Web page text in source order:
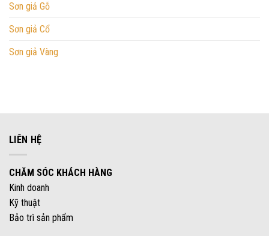
Sơn giả Gỗ
Sơn giả Cổ
Sơn giả Vàng
LIÊN HỆ
CHĂM SÓC KHÁCH HÀNG
Kinh doanh
Kỹ thuật
Bảo trì sản phẩm